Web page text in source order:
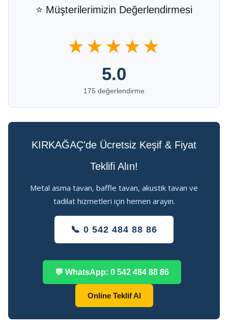
⭐ Müşterilerimizin Değerlendirmesi
★★★★★
5.0
175 değerlendirme
KIRKAĞAÇ'de Ücretsiz Keşif & Fiyat
Teklifi Alın!
Metal asma tavan, baffle tavan, akustik tavan ve
tadilat hizmetleri için hemen arayın.
📞 0 542 484 88 86
💬 WhatsApp: 0 542 484 88 86
Online Teklif Al